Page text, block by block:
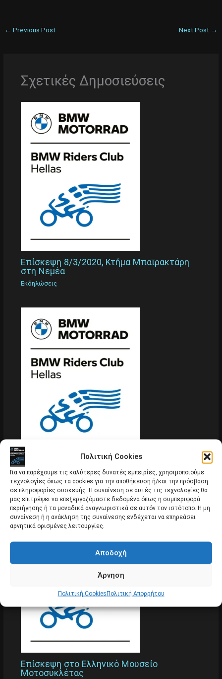
Πολιτική Cookies
Για να παρέχουμε τις καλύτερες δυνατές εμπειρίες, χρησιμοποιούμε
τεχνολογίες όπως τα cookies για την αποθήκευση ή/και την πρόσβαση
σε πληροφορίες συσκευής. Η συναίνεση σε αυτές τις τεχνολογίες θα
μας επιτρέψει να επεξεργαζόμαστε δεδομένα όπως η συμπεριφορά
περιήγησης ή τα μοναδικά αναγνωριστικά σε αυτόν τον ιστότοπο. Η μη
συναίνεση ή η ανάκληση της συναίνεσης ενδέχεται να επηρεάσει
αρνητικά ορισμένες λειτουργίες.
Αποδοχή
Άρνηση
Πολιτική CookiesΠολιτική Απορρήτου
← Previous Post Next Post →
Σχετικές Δημοσιεύσεις
Επίσκεψη 8/3/2020, Κτήμα Μπαϊρακτάρη
στη Νεμέα
Εκδηλώσεις
Εκδήλωση “Πνεύματος και Οινοπνεύματος”
Εκδηλώσεις
Επίσκεψη στο Ελληνικό Μουσείο
Μοτοσυκλέτας